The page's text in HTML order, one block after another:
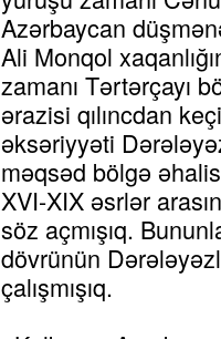
Azərbaycan
Ali Monqol
zamanı Tərtərçayı
ərazisi qılıncdan
əksəriyyəti
məqsəd bölgə
XVI-XIX əsrlər
söz açmışıq.
dövrünün
çalışmışıq.